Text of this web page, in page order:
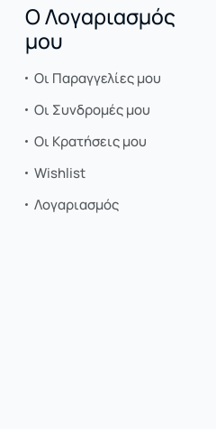
Ο Λογαριασμός
μου
Οι Παραγγελίες μου
Οι Συνδρομές μου
Οι Κρατήσεις μου
Wishlist
Λογαριασμός